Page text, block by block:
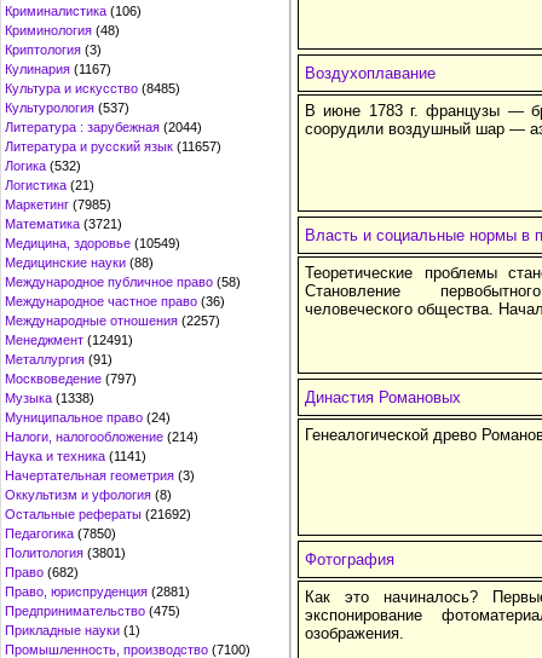
Криминалистика (106)
Криминология (48)
Криптология (3)
Кулинария (1167)
Культура и искусство (8485)
Культурология (537)
Литература : зарубежная (2044)
Литература и русский язык (11657)
Логика (532)
Логистика (21)
Маркетинг (7985)
Математика (3721)
Медицина, здоровье (10549)
Медицинские науки (88)
Международное публичное право (58)
Международное частное право (36)
Международные отношения (2257)
Менеджмент (12491)
Металлургия (91)
Москвоведение (797)
Музыка (1338)
Муниципальное право (24)
Налоги, налогообложение (214)
Наука и техника (1141)
Начертательная геометрия (3)
Оккультизм и уфология (8)
Остальные рефераты (21692)
Педагогика (7850)
Политология (3801)
Право (682)
Право, юриспруденция (2881)
Предпринимательство (475)
Прикладные науки (1)
Промышленность, производство (7100)
Воздухоплавание
В июне 1783 г. французы —
соорудили воздушный шар —
Власть и социальные нормы в
Теоретические проблемы
Становление
человеческого общества.
Династия Романовых
Генеалогической древо
Фотография
Как это начиналось?
экспонирование
озображения.